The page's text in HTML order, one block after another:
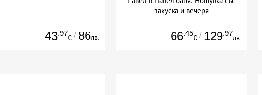
43.97
€ / 86лв.
закуска и вечеря
66.45
€ / 129.97
лв.